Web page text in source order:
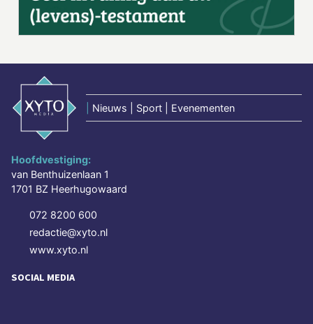
Nieuws | Sport | Evenementen
Hoofdvestiging:
van Benthuizenlaan 1
1701 BZ Heerhugowaard
072 8200 600
redactie@xyto.nl
www.xyto.nl
SOCIAL MEDIA